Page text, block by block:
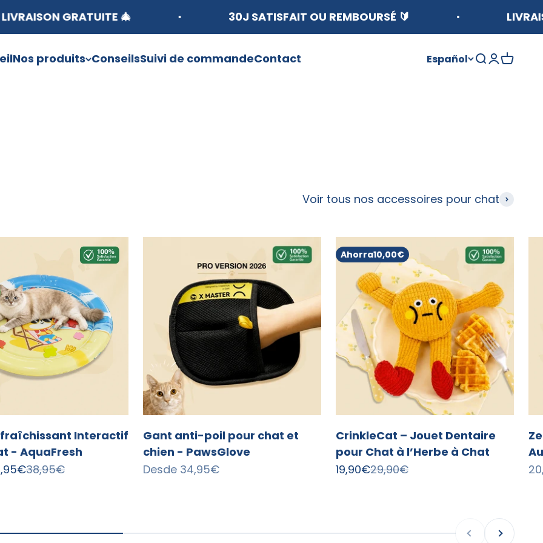
🎄 30J SATISFAIT OU REMBOURSÉ 🔰 LIVRAISON
Nos produits ConseilsSuivi de commandeContact Español AbrirAbrirAbrir
Voir tous nos accessoires pour chat
Interactif
- AquaFresh
ofertaPrecio normal
38,95€
Gant anti-poil pour chat et
chien - PawsGlove
Precio de oferta
Desde 34,95€
Ahorra10,00€
CrinkleCat – Jouet Dentaire
pour Chat à l’Herbe à Chat
Precio de oferta
19,90€Precio normal
29,90€
AnteriorSiguiente